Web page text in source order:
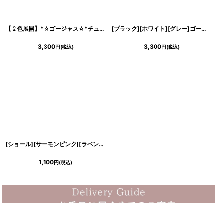
【２色展開】*☆ゴージャス☆*チュール＆ファー★バードショール [E016]
3,300円(税込)
[ブラック][ホワイト][グレー]ゴージャス・エレガント・ファー・ショール
3,300円(税込)
[ショール][サーモンピンク][ラベンダー][ブラック][ホワイト][ベビーピンク]シンプル・厚め・エレガント・ストール
1,100円(税込)